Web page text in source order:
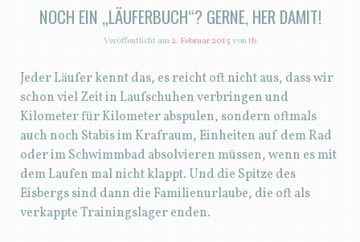
NOCH EIN „LÄUFERBUCH“? GERNE, HER DAMIT!
Veröffentlicht am2. Februar 2015vontb
Jeder Läufer kennt das, es reicht oft nicht aus, dass wir
schon viel Zeit in Laufschuhen verbringen und
Kilometer für Kilometer abspulen, sondern oftmals
auch noch Stabis im Krafraum, Einheiten auf dem Rad
oder im Schwimmbad absolvieren müssen, wenn es mit
dem Laufen mal nicht klappt. Und die Spitze des
Eisbergs sind dann die Familienurlaube, die oft als
verkappte Trainingslager enden.